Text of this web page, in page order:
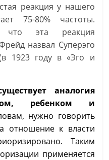
реакция у нашего
75-80% частоты.
эта реакция
назвал Суперэго
1923 году в «Эго и
аналогия
ребенком и
нужно говорить
отношение к власти
Таким
применяется